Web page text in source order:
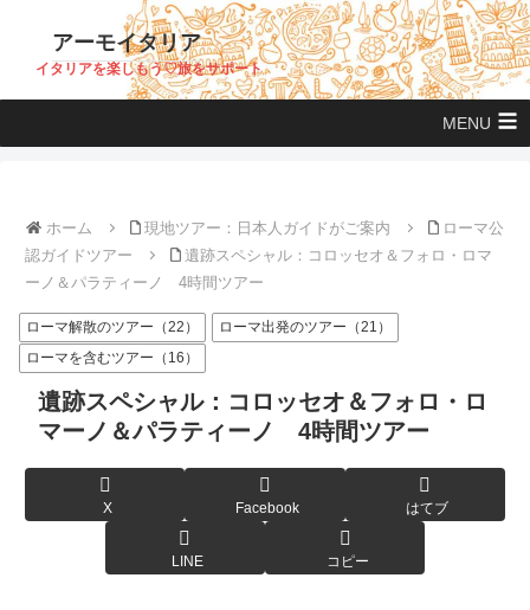
アーモイタリア
イタリアを楽しもう♡旅をサポート
MENU
ホーム 現地ツアー：日本人ガイドがご案内
ローマ公
認ガイドツアー
遺跡スペシャル：コロッセオ＆フォロ・ロマ
ーノ＆パラティーノ 4時間ツアー
ローマ解散のツアー（22）
ローマ出発のツアー（21）
ローマを含むツアー（16）
遺跡スペシャル：コロッセオ＆フォロ・ロ
マーノ＆パラティーノ 4時間ツアー
X Facebook はてブ
LINE コピー